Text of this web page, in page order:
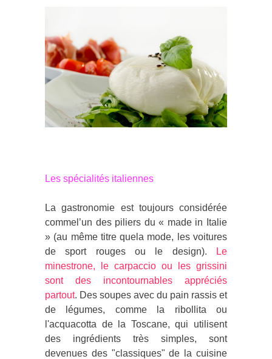
Les spécialités italiennes
La gastronomie est toujours considérée
commel’un des piliers du « made in Italie
» (au même titre quela mode, les voitures
de sport rouges ou le design).
Le
minestrone, le carpaccio ou les grissini
sont des incontournables appréciés
partout. Des soupes avec du pain rassis et
de légumes, comme la ribollita ou
l'acquacotta de la Toscane, qui utilisent
des ingrédients très simples, sont
devenues des "classiques" de la cuisine